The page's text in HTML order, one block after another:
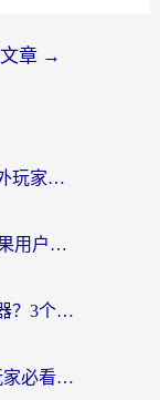
章 →
星战前夜加速器排名怎么看？海外玩家国服游戏畅玩终极指南（附欧洲玩跑跑我的起源解决方案）
海外玩使命召唤OL卡成PPT？苹果用户必看：使命召唤OL国外加速器下载苹果版指南
欧洲打漫威超级战争用什么加速器？3个海外游戏卡顿问题一次解决（附实测推荐）
美国冒险岛2加速总掉线？海外玩家必看的国服游戏加速器选择指南